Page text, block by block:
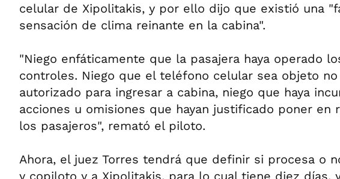
celular de Xipolitakis, y por ello dijo que existió una
sensación de clima reinante en la cabina".
"Niego enfáticamente que la pasajera haya operado
controles. Niego que el teléfono celular sea objeto no
autorizado para ingresar a cabina, niego que haya
acciones u omisiones que hayan justificado poner en
los pasajeros", remató el piloto.
Ahora, el juez Torres tendrá que definir si procesa o
y copiloto y a Xipolitakis, para lo cual tiene diez días,